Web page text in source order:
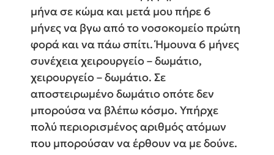
μήνα σε κώμα και μετά μου πήρε 6
μήνες να βγω από το νοσοκομείο πρώτη
φορά και να πάω σπίτι. Ήμουνα 6 μήνες
συνέχεια χειρουργείο – δωμάτιο,
χειρουργείο – δωμάτιο. Σε
αποστειρωμένο δωμάτιο οπότε δεν
μπορούσα να βλέπω κόσμο. Υπήρχε
πολύ περιορισμένος αριθμός ατόμων
που μπορούσαν να έρθουν να με δούνε.